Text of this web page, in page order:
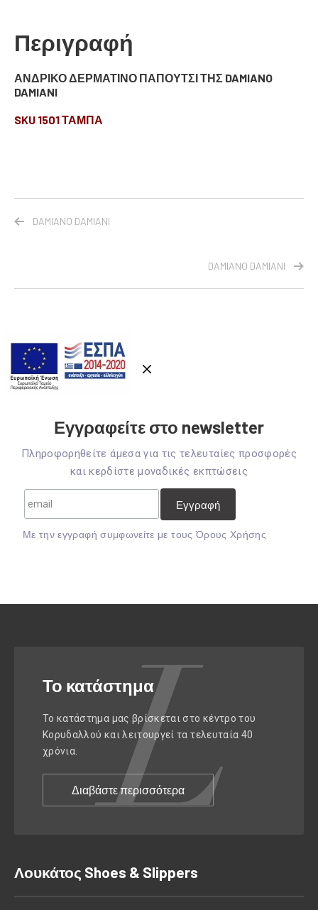
Περιγραφή
ΑΝΔΡΙΚΟ ΔΕΡΜΑΤΙΝΟ ΠΑΠΟΥΤΣΙ ΤΗΣ DAMIANO
DAMIANI
SKU 1501 ΤΑΜΠΑ
DAMIANO DAMIANI
DAMIANO DAMIANI
Εγγραφείτε στο newsletter
Πληροφορηθείτε άμεσα για τις τελευταίες προσφορές
και κερδίστε μοναδικές εκπτώσεις
Mε την εγγραφή συμφωνείτε με τουςΌρους Χρήσης
Το κατάστημα
Το κατάστημα μας βρίσκεται στο κέντρο του
Κορυδαλλού και λειτουργεί τα τελευταία 40
χρόνια.
Διαβάστε περισσότερα
Λουκάτος Shoes & Slippers